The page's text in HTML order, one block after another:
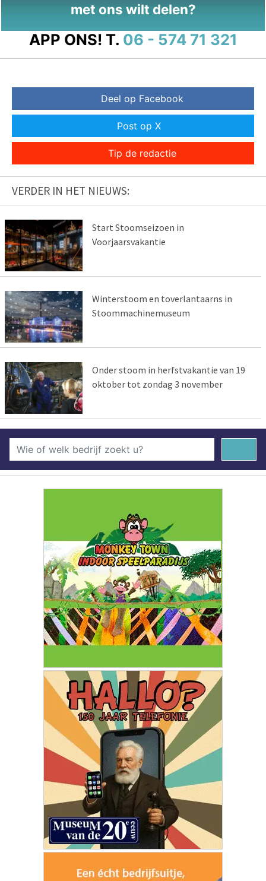
met ons wilt delen?
APP ONS! T. 06 - 574 71 321
Deel op Facebook
Post op X
Tip de redactie
VERDER IN HET NIEUWS:
Start Stoomseizoen in
Voorjaarsvakantie
Winterstoom en toverlantaarns in
Stoommachinemuseum
Onder stoom in herfstvakantie van 19
oktober tot zondag 3 november